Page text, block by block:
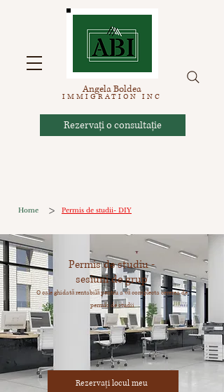
Rezervați o consultație
Angela Boldea
IMM IGRATION INC
Home > Permis de studii- DIY
Permis de studiu -
sesiuni de grup
O cale ghidată rentabilă pentru a vă complecta cererea de
permis de studii
Rezervați locul meu